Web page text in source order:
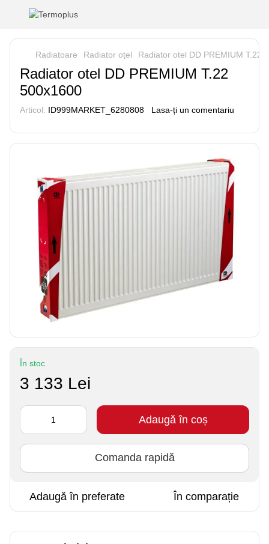
Radiatoare Radiator oțel Radiator otel DD PREMIUM T.22
Radiator otel DD PREMIUM T.22
500x1600
Articol: ID999MARKET_6280808 Lasa-ți un comentariu
În stoc
3 133 Lei
Adaugă în coș
Comanda rapidă
Adaugă în preferate În comparație